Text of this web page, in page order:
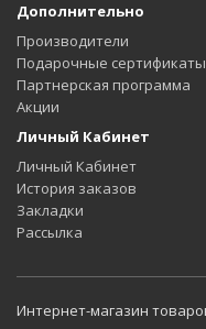
Дополнительно
Производители
Подарочные сертификаты
Партнерская программа
Акции
Личный Кабинет
Личный Кабинет
История заказов
Закладки
Рассылка
Интернет-магазин